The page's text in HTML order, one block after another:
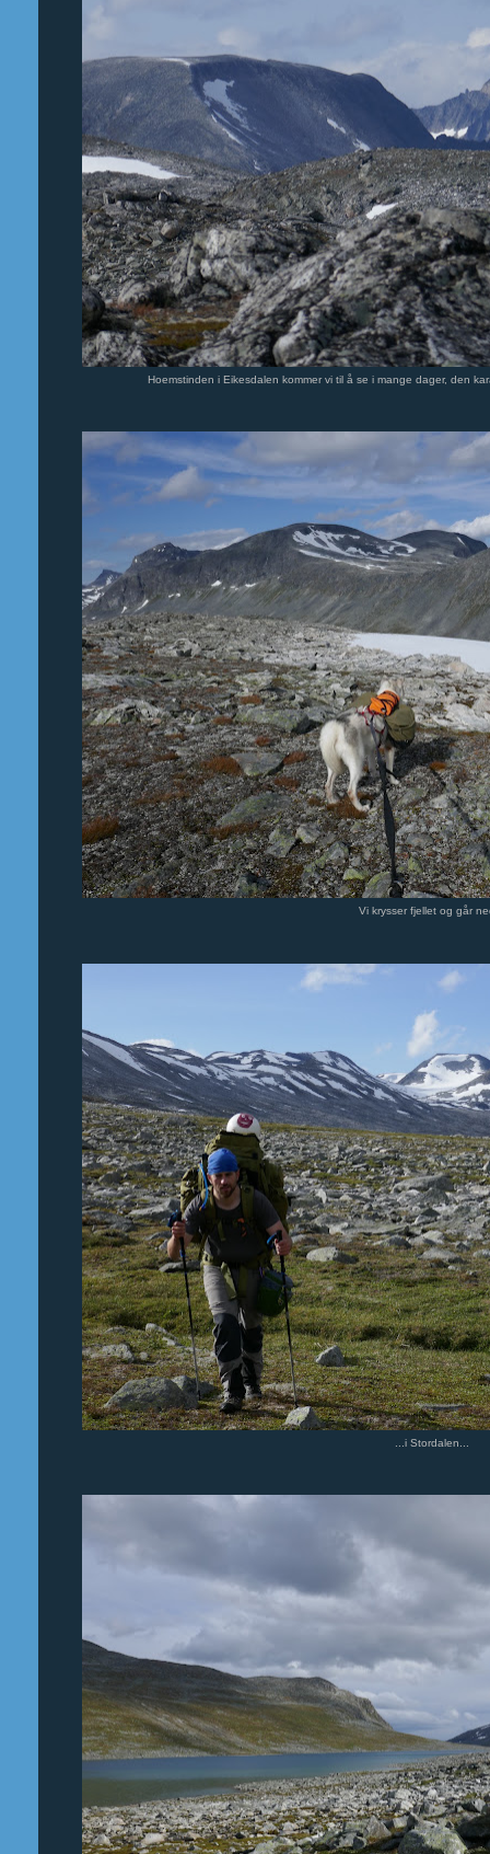
Hoemstinden i Eikesdalen kommer vi til å se i mange dager, den
Vi krysser fjellet og går
...i Stordalen...